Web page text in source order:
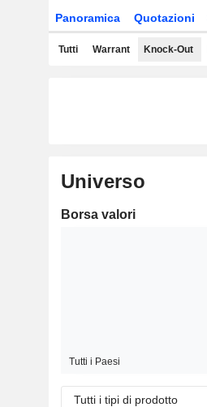
Panoramica Quotazioni
Tutti Warrant Knock-Out
Universo
Borsa valori
Tutti i Paesi
Tutti i tipi di prodotto